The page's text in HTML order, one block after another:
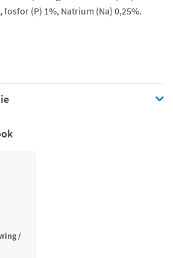
fosfor (P) 1%, Natrium (Na) 0,25%.
/